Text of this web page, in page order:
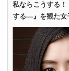
私ならこうする
する—』を観た女